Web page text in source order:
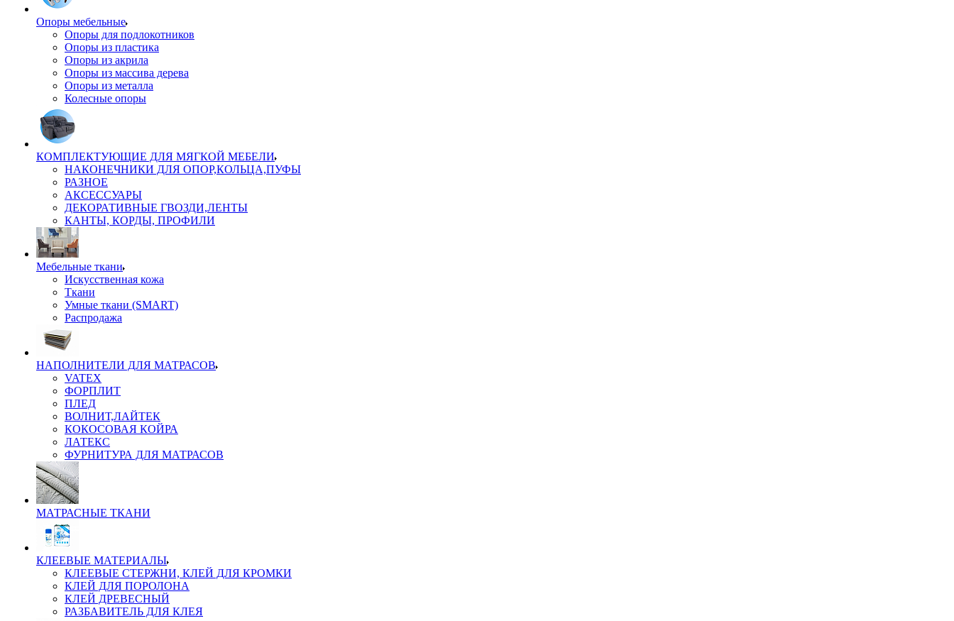
Опоры мебельные
Опоры для подлокотников
Опоры из пластика
Опоры из акрила
Опоры из массива дерева
Опоры из металла
Колесные опоры
КОМПЛЕКТУЮЩИЕ ДЛЯ МЯГКОЙ МЕБЕЛИ
НАКОНЕЧНИКИ ДЛЯ ОПОР,КОЛЬЦА,ПУФЫ
РАЗНОЕ
АКСЕССУАРЫ
ДЕКОРАТИВНЫЕ ГВОЗДИ,ЛЕНТЫ
КАНТЫ, КОРДЫ, ПРОФИЛИ
Мебельные ткани
Искусственная кожа
Ткани
Умные ткани (SMART)
Распродажа
НАПОЛНИТЕЛИ ДЛЯ МАТРАСОВ
VATEX
ФОРПЛИТ
ПЛЕД
ВОЛНИТ,ЛАЙТЕК
КОКОСОВАЯ КОЙРА
ЛАТЕКС
ФУРНИТУРА ДЛЯ МАТРАСОВ
МАТРАСНЫЕ ТКАНИ
КЛЕЕВЫЕ МАТЕРИАЛЫ
КЛЕЕВЫЕ СТЕРЖНИ, КЛЕЙ ДЛЯ КРОМКИ
КЛЕЙ ДЛЯ ПОРОЛОНА
КЛЕЙ ДРЕВЕСНЫЙ
РАЗБАВИТЕЛЬ ДЛЯ КЛЕЯ